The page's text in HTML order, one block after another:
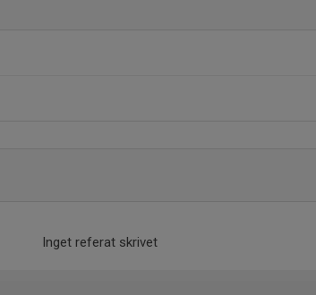
Inget referat skrivet